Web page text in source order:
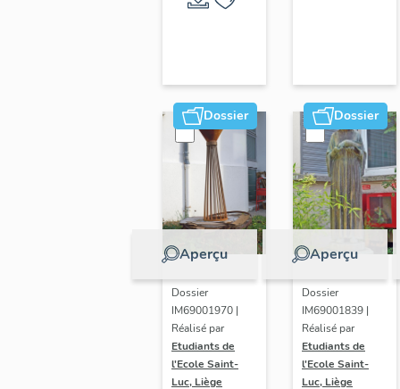
Dossier
Aperçu
Dossier
IM69001970 |
Réalisé par
Etudiants de
l'Ecole Saint-
Luc, Liège
Dossier
Aperçu
Dossier
IM69001839 |
Réalisé par
Etudiants de
l'Ecole Saint-
Luc, Liège